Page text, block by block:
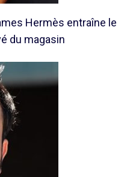
Hermès entraîne le
du magasin